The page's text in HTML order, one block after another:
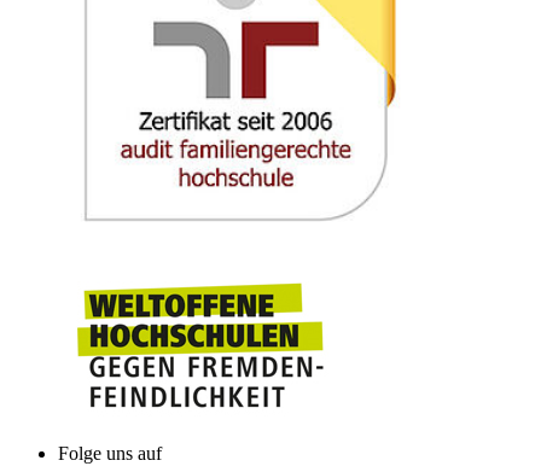
Folge uns auf